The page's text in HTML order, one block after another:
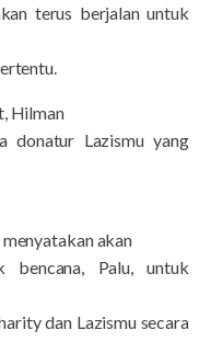
terus berjalan untuk
Hilman
donatur Lazismu yang
akan
bencana, Palu, untuk
dan Lazismu secara